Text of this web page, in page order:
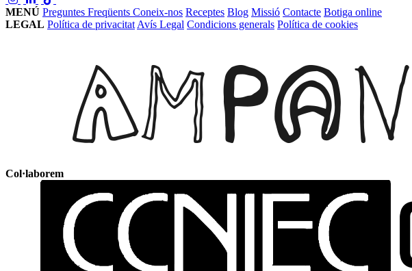
MENÚ Preguntes Freqüents Coneix-nos Receptes Blog Missió Contacte Botiga online
LEGAL Política de privacitat Avís Legal Condicions generals Política de cookies
Col·laborem